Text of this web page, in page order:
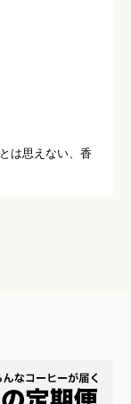
は思えない、香